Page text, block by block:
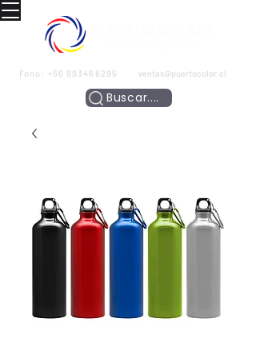
Fono: +56 993466295 ventas@puertocolor.cl
Buscar....